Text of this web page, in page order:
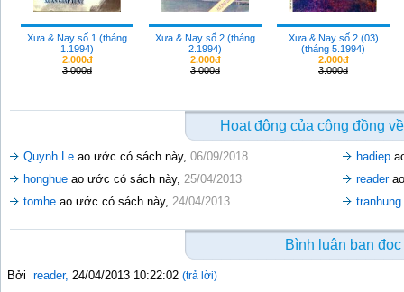
Xưa & Nay số 1 (tháng
1.1994)
2.000đ
3.000đ
Xưa & Nay số 2 (tháng
2.1994)
2.000đ
3.000đ
Xưa & Nay số 2 (03)
(tháng 5.1994)
2.000đ
3.000đ
Hoạt động của cộng đồng
Quynh Leao ước có sách này, 06/09/2018 hadiep
honghueao ước có sách này, 25/04/2013 reader
tomheao ước có sách này, 24/04/2013 tranhung
Bình luận bạn đọc
Bởi reader, 24/04/2013 10:22:02 (trả lời)